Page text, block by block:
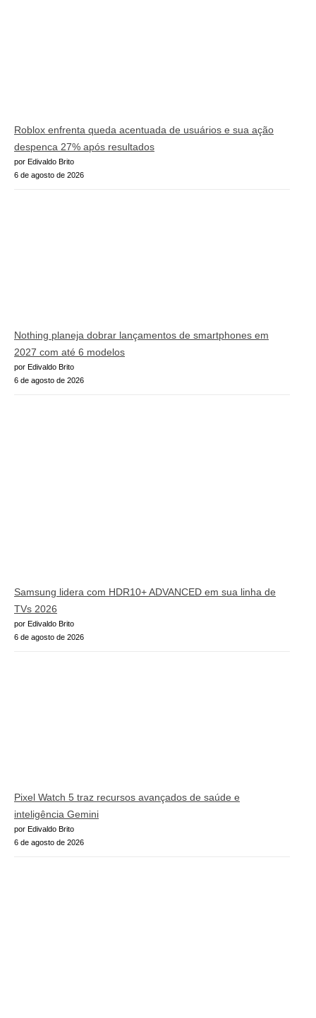
Roblox enfrenta queda acentuada de usuários e sua ação
despenca 27% após resultados
por Edivaldo Brito
6 de agosto de 2026
Nothing planeja dobrar lançamentos de smartphones em
2027 com até 6 modelos
por Edivaldo Brito
6 de agosto de 2026
Samsung lidera com HDR10+ ADVANCED em sua linha de
TVs 2026
por Edivaldo Brito
6 de agosto de 2026
Pixel Watch 5 traz recursos avançados de saúde e
inteligência Gemini
por Edivaldo Brito
6 de agosto de 2026